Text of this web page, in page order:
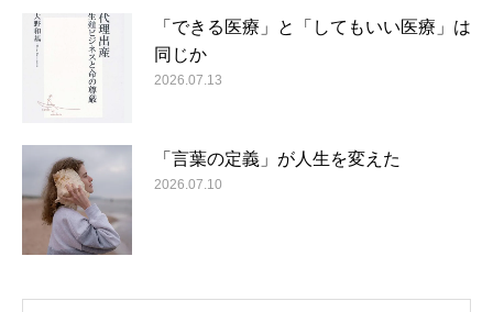
「できる医療」と「してもいい医療」は
同じか
2026.07.13
「言葉の定義」が人生を変えた
2026.07.10